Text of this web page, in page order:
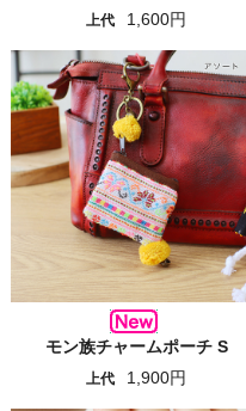
上代 1,600円
モン族チャームポーチ S
上代 1,900円